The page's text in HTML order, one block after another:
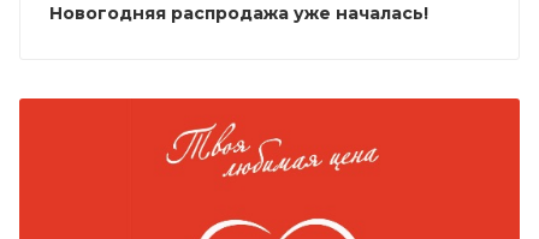
Новогодняя распродажа уже началась!